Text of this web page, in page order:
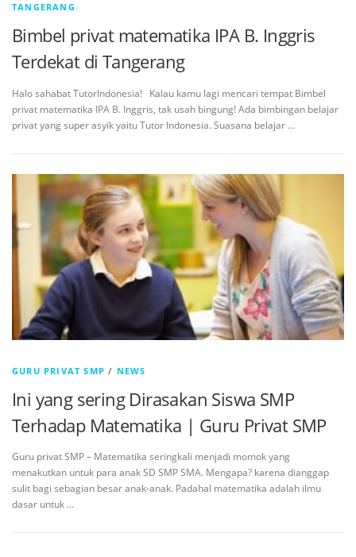
TANGERANG
Bimbel privat matematika IPA B. Inggris
Terdekat di Tangerang
Halo sahabat TutorIndonesia! Kalau kamu lagi mencari tempat Bimbel
privat matematika IPA B. Inggris, tak usah bingung! Ada bimbingan belajar
privat yang super asyik yaitu Tutor Indonesia. Suasana belajar …
GURU PRIVAT SMP / NEWS
Ini yang sering Dirasakan Siswa SMP
Terhadap Matematika | Guru Privat SMP
Guru privat SMP – Matematika seringkali menjadi momok yang
menakutkan untuk para anak SD SMP SMA. Mengapa? karena dianggap
sulit bagi sebagian besar anak-anak. Padahal matematika adalah ilmu
dasar untuk …